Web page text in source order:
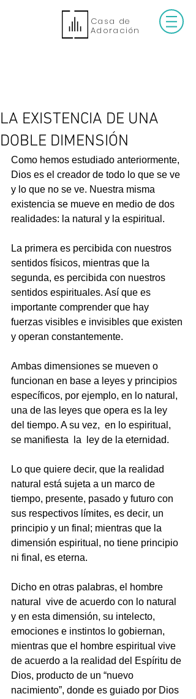
Casa de
Adoración
LA EXISTENCIA DE UNA
DOBLE DIMENSIÓN
Como hemos estudiado anteriormente,
Dios es el creador de todo lo que se ve
y lo que no se ve. Nuestra misma
existencia se mueve en medio de dos
realidades: la natural y la espiritual.
La primera es percibida con nuestros
sentidos físicos, mientras que la
segunda, es percibida con nuestros
sentidos espirituales. Así que es
importante comprender que hay
fuerzas visibles e invisibles que existen
y operan constantemente.
Ambas dimensiones se mueven o
funcionan en base a leyes y principios
específicos, por ejemplo, en lo natural,
una de las leyes que opera es la ley
del tiempo. A su vez,  en lo espiritual,
se manifiesta  la  ley de la eternidad.
Lo que quiere decir, que la realidad
natural está sujeta a un marco de
tiempo, presente, pasado y futuro con
sus respectivos límites, es decir, un
principio y un final; mientras que la
dimensión espiritual, no tiene principio
ni final, es eterna.
Dicho en otras palabras, el hombre
natural  vive de acuerdo con lo natural
y en esta dimensión, su intelecto,
emociones e instintos lo gobiernan,
mientras que el hombre espiritual vive
de acuerdo a la realidad del Espíritu de
Dios, producto de un “nuevo
nacimiento”, donde es guiado por Dios